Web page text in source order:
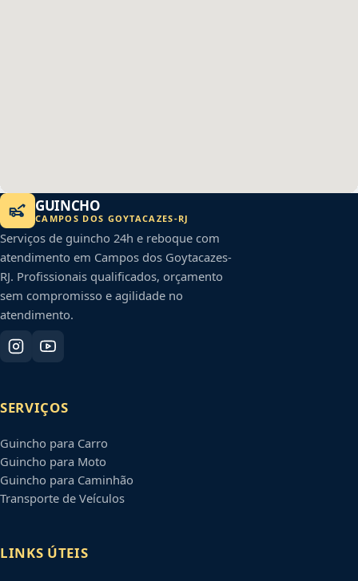
GUINCHO
CAMPOS DOS GOYTACAZES-RJ
Serviços de guincho 24h e reboque com
atendimento em Campos dos Goytacazes-
RJ. Profissionais qualificados, orçamento
sem compromisso e agilidade no
atendimento.
SERVIÇOS
Guincho para Carro
Guincho para Moto
Guincho para Caminhão
Transporte de Veículos
LINKS ÚTEIS